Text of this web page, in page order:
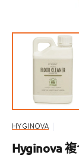
HYGINOVA
Hyginova